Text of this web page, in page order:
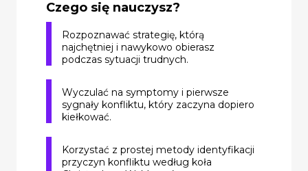
Czego się nauczysz?
Rozpoznawać strategię, którą
najchętniej i nawykowo obierasz
podczas sytuacji trudnych.
Wyczulać na symptomy i pierwsze
sygnały konfliktu, który zaczyna dopiero
kiełkować.
Korzystać z prostej metody identyfikacji
przyczyn konfliktu według koła